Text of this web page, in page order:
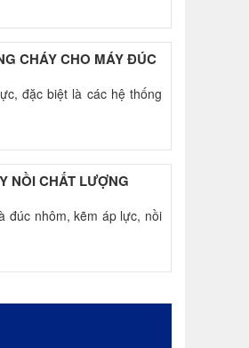
CHÁY CHO MÁY ĐÚC
đặc biệt là các hệ thống
NỒI CHẤT LƯỢNG
đúc nhôm, kẽm áp lực, nồi